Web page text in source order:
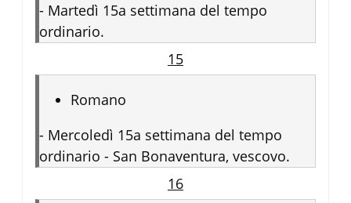
- Martedì 15a settimana del tempo
ordinario.
15
Romano
- Mercoledì 15a settimana del tempo
ordinario - San Bonaventura, vescovo.
16